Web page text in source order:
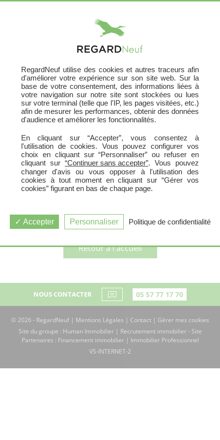
Oups, Erreur 404 !
Retour à l'accueil
NOUS CONTACTER 05 57 77 17 70
© 2026 - RegardNeuf | Mentions Légales | Contact| Gérer mes cookies
Site du groupe : Human Immobilier| Recrutement immobilier- Site
Partenaires : Financement immobilier| Immobilier Professionnel
VS-INTERNET-2
RegardNeuf utilise des cookies et autres traceurs afin
d'améliorer votre expérience sur son site web. Sur la
base de votre consentement, des informations liées à
votre navigation sur notre site sont stockées ou lues
sur votre terminal (telle que l'IP, les pages visitées, etc.)
afin de mesurer les performances, obtenir des données
d'audience et améliorer les fonctionnalités.
En cliquant sur “Accepter”, vous consentez à
l'utilisation de cookies. Vous pouvez configurer vos
choix en cliquant sur “Personnaliser” ou refuser en
cliquant sur “Continuer sans accepter”. Vous pouvez
changer d'avis ou vous opposer à l'utilisation des
cookies à tout moment en cliquant sur “Gérer vos
cookies” figurant en bas de chaque page.
Accepter Personnaliser Politique de confidentialité